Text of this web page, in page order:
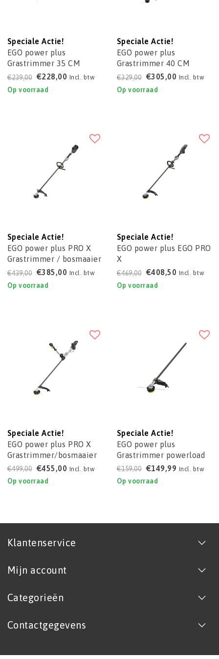
Speciale Actie!
EGO power plus
Grastrimmer 35 CM
ST1400E-ST
€239,00 €228,00 Incl. btw
Op voorraad
Speciale Actie!
EGO power plus
Grastrimmer 40 CM
ST1610E-T
€329,00 €305,00 Incl. btw
Op voorraad
Speciale Actie!
EGO power plus PRO X
Grastrimmer / bosmaaier
STX3800
€439,00 €385,00 Incl. btw
Op voorraad
Speciale Actie!
EGO power plus EGO PRO
X
Grastrimmer/bosmaaier
STX4500
€469,00 €408,50 Incl. btw
Op voorraad
Speciale Actie!
EGO power plus PRO X
Grastrimmer/bosmaaier
BCX4500
€499,00 €455,00 Incl. btw
Op voorraad
Speciale Actie!
EGO power plus
Grastrimmer powerload
STA1600
€159,00 €149,99 Incl. btw
Op voorraad
Klantenservice
Mijn account
Categorieën
Contactgegevens